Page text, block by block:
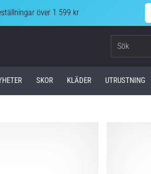
över 1 599 kr
SKOR KLÄDER UTRUSTNING